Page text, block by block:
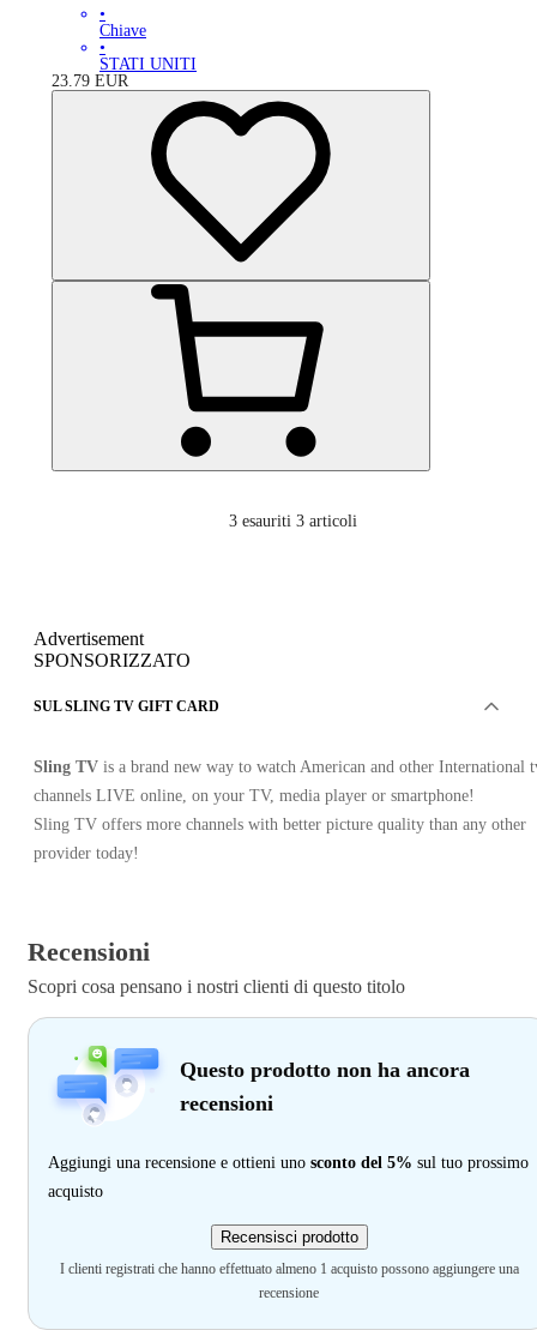
•
Chiave
•
STATI UNITI
23.79 EUR
3 esauriti 3 articoli
Advertisement
SPONSORIZZATO
SUL SLING TV GIFT CARD
Sling TV is a brand new way to watch American and other International
channels LIVE online, on your TV, media player or smartphone!
Sling TV offers more channels with better picture quality than any other
provider today!
Recensioni
Scopri cosa pensano i nostri clienti di questo titolo
Questo prodotto non ha ancora
recensioni
Aggiungi una recensione e ottieni uno sconto del 5% sul tuo prossimo
acquisto
Recensisci prodotto
I clienti registrati che hanno effettuato almeno 1 acquisto possono aggiungere una
recensione